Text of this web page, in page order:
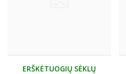
ERŠKĖTUOGIŲ SĖKLŲ